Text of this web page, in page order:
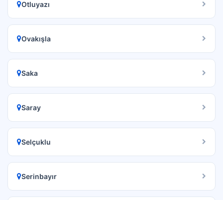
Otluyazı
Ovakışla
Saka
Saray
Selçuklu
Serinbayır